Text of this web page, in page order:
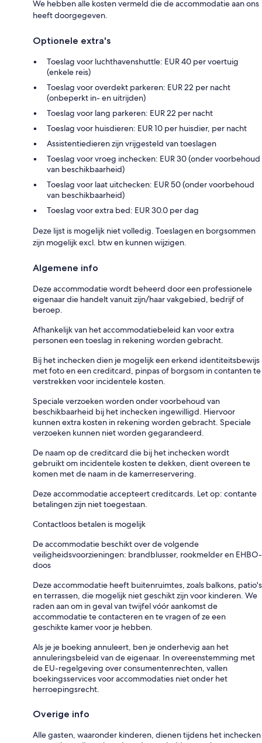
We hebben alle kosten vermeld die de accommodatie aan ons
heeft doorgegeven.
Optionele extra's
Toeslag voor luchthavenshuttle: EUR 40 per voertuig
(enkele reis)
Toeslag voor overdekt parkeren: EUR 22 per nacht
(onbeperkt in- en uitrijden)
Toeslag voor lang parkeren: EUR 22 per nacht
Toeslag voor huisdieren: EUR 10 per huisdier, per nacht
Assistentiedieren zijn vrijgesteld van toeslagen
Toeslag voor vroeg inchecken: EUR 30 (onder voorbehoud
van beschikbaarheid)
Toeslag voor laat uitchecken: EUR 50 (onder voorbehoud
van beschikbaarheid)
Toeslag voor extra bed: EUR 30.0 per dag
Deze lijst is mogelijk niet volledig. Toeslagen en borgsommen
zijn mogelijk excl. btw en kunnen wijzigen.
Algemene info
Deze accommodatie wordt beheerd door een professionele
eigenaar die handelt vanuit zijn/haar vakgebied, bedrijf of
beroep.
Afhankelijk van het accommodatiebeleid kan voor extra
personen een toeslag in rekening worden gebracht.
Bij het inchecken dien je mogelijk een erkend identiteitsbewijs
met foto en een creditcard, pinpas of borgsom in contanten te
verstrekken voor incidentele kosten.
Speciale verzoeken worden onder voorbehoud van
beschikbaarheid bij het inchecken ingewilligd. Hiervoor
kunnen extra kosten in rekening worden gebracht. Speciale
verzoeken kunnen niet worden gegarandeerd.
De naam op de creditcard die bij het inchecken wordt
gebruikt om incidentele kosten te dekken, dient overeen te
komen met de naam in de kamerreservering.
Deze accommodatie accepteert creditcards. Let op: contante
betalingen zijn niet toegestaan.
Contactloos betalen is mogelijk
De accommodatie beschikt over de volgende
veiligheidsvoorzieningen: brandblusser, rookmelder en EHBO-
doos
Deze accommodatie heeft buitenruimtes, zoals balkons, patio's
en terrassen, die mogelijk niet geschikt zijn voor kinderen. We
raden aan om in geval van twijfel vóór aankomst de
accommodatie te contacteren en te vragen of ze een
geschikte kamer voor je hebben.
Als je je boeking annuleert, ben je onderhevig aan het
annuleringsbeleid van de eigenaar. In overeenstemming met
de EU-regelgeving over consumentenrechten, vallen
boekingsservices voor accommodaties niet onder het
herroepingsrecht.
Overige info
Alle gasten, waaronder kinderen, dienen tijdens het inchecken